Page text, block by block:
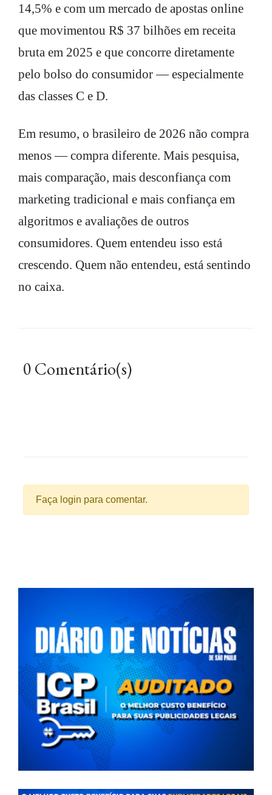
14,5% e com um mercado de apostas online
que movimentou R$ 37 bilhões em receita
bruta em 2025 e que concorre diretamente
pelo bolso do consumidor — especialmente
das classes C e D.
Em resumo, o brasileiro de 2026 não compra
menos — compra diferente. Mais pesquisa,
mais comparação, mais desconfiança com
marketing tradicional e mais confiança em
algoritmos e avaliações de outros
consumidores. Quem entendeu isso está
crescendo. Quem não entendeu, está sentindo
no caixa.
0 Comentário(s)
Faça login para comentar.